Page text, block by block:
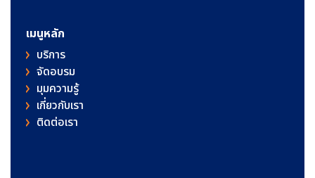
เมนูหลัก
บริการ
จัดอบรม
มุมความรู้
เกี่ยวกับเรา
ติดต่อเรา